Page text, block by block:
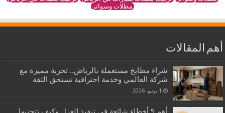
مظلات وسواتر
أهم المقالات
شراء مطابخ مستعملة بالرياض.. تجربة مميزة مع
شركة العالمي وخدمة احترافية تستحق الثقة
1 يونيو، 2026